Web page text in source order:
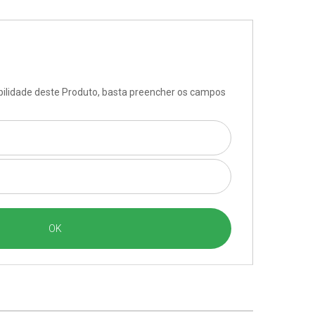
deste Produto, basta preencher os campos